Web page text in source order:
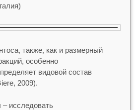
также, как и размерный
особенно
видовой состав
2009).
исследовать